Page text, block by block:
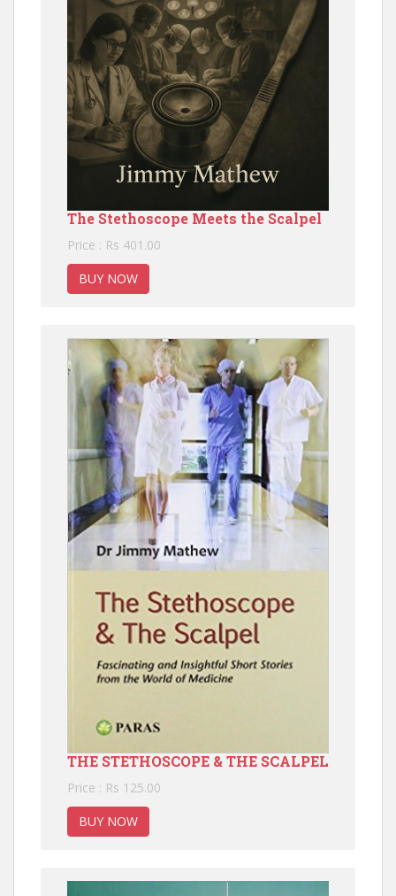
The Stethoscope Meets the Scalpel
Price : Rs 401.00
BUY NOW
THE STETHOSCOPE & THE SCALPEL
Price : Rs 125.00
BUY NOW